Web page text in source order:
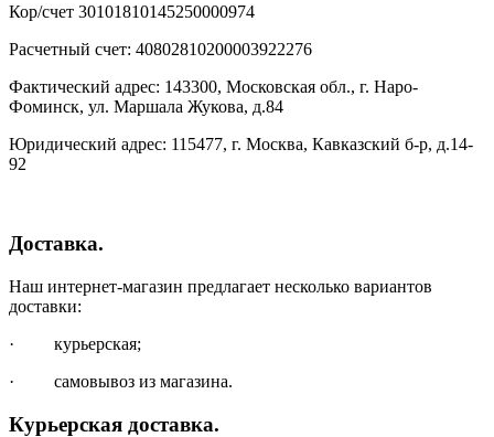
Кор/счет 30101810145250000974
Расчетный счет: 40802810200003922276
Фактический адрес: 143300, Московская обл., г. Наро-
Фоминск, ул. Маршала Жукова, д.84
Юридический адрес: 115477, г. Москва, Кавказский б-р, д.14-
92
Доставка.
Наш интернет-магазин предлагает несколько вариантов
доставки:
· курьерская;
· самовывоз из магазина.
Курьерская доставка.